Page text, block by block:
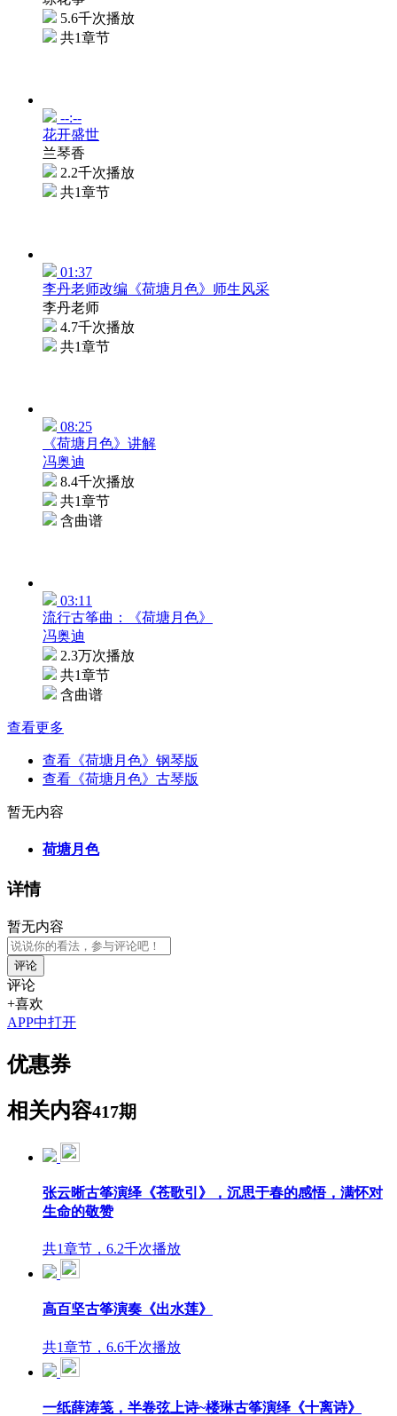
5.6千次播放
共1章节
--:--
花开盛世
兰琴香
2.2千次播放
共1章节
01:37
李丹老师改编《荷塘月色》师生风采
李丹老师
4.7千次播放
共1章节
08:25
《荷塘月色》讲解
冯奥迪
8.4千次播放
共1章节
含曲谱
03:11
流行古筝曲：《荷塘月色》
冯奥迪
2.3万次播放
共1章节
含曲谱
查看更多
查看《荷塘月色》钢琴版
查看《荷塘月色》古琴版
暂无内容
荷塘月色
详情
暂无内容
评论
评论
+喜欢
APP中打开
优惠券
相关内容417期
张云晰古筝演绎《苍歌引》，沉思于春的感悟，满怀对
生命的敬赞
共1章节，6.2千次播放
高百坚古筝演奏《出水莲》
共1章节，6.6千次播放
一纸薛涛笺，半卷弦上诗~楼琳古筝演绎《十离诗》